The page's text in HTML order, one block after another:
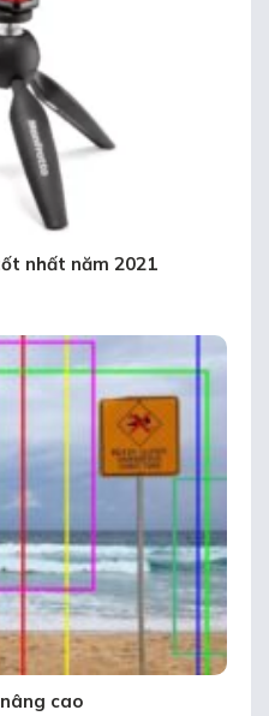
nhất năm 2021
cao